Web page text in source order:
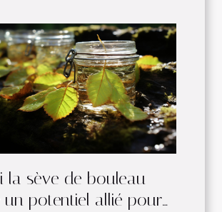
la sève de bouleau
un potentiel allié pour